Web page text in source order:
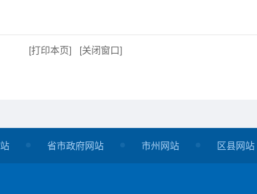
[打印本页] [关闭窗口]
省市政府网站 市州网站 区县网站